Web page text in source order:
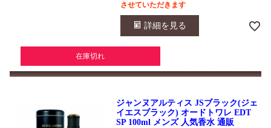
させていただきます
詳細を見る
在庫切れ
ジャンヌアルティス JSブラック(ジェ
イエスブラック) オードトワレ EDT
SP 100ml メンズ 人気香水 通販